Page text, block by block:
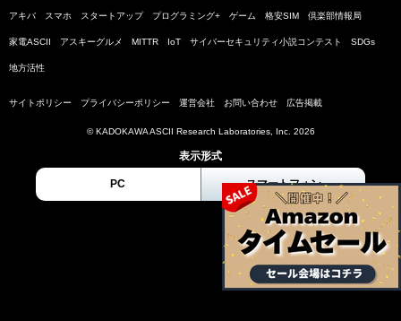
アキバ スマホ スタートアップ プログラミング+ ゲーム 格安SIM 倶楽部情報局
家電ASCII アスキーグルメ MITTR IoT サイバーセキュリティ小説コンテスト SDGs
地方活性
サイトポリシー プライバシーポリシー 運営会社 お問い合わせ 広告掲載
© KADOKAWA ASCII Research Laboratories, Inc. 2026
表示形式
PC スマートフォン